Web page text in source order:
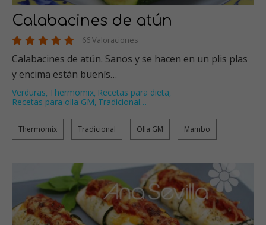
Calabacines de atún
66 Valoraciones
Calabacines de atún. Sanos y se hacen en un plis plas
y encima están buenís…
Verduras, Thermomix, Recetas para dieta,
Recetas para olla GM, Tradicional…
Thermomix Tradicional Olla GM Mambo